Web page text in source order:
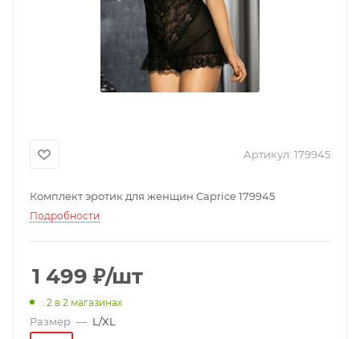
Артикул: 179945
Комплект эротик для женщин Caprice 179945
Подробности
1 499 ₽/шт
: 2 в 2 магазинах
Размер — L/XL